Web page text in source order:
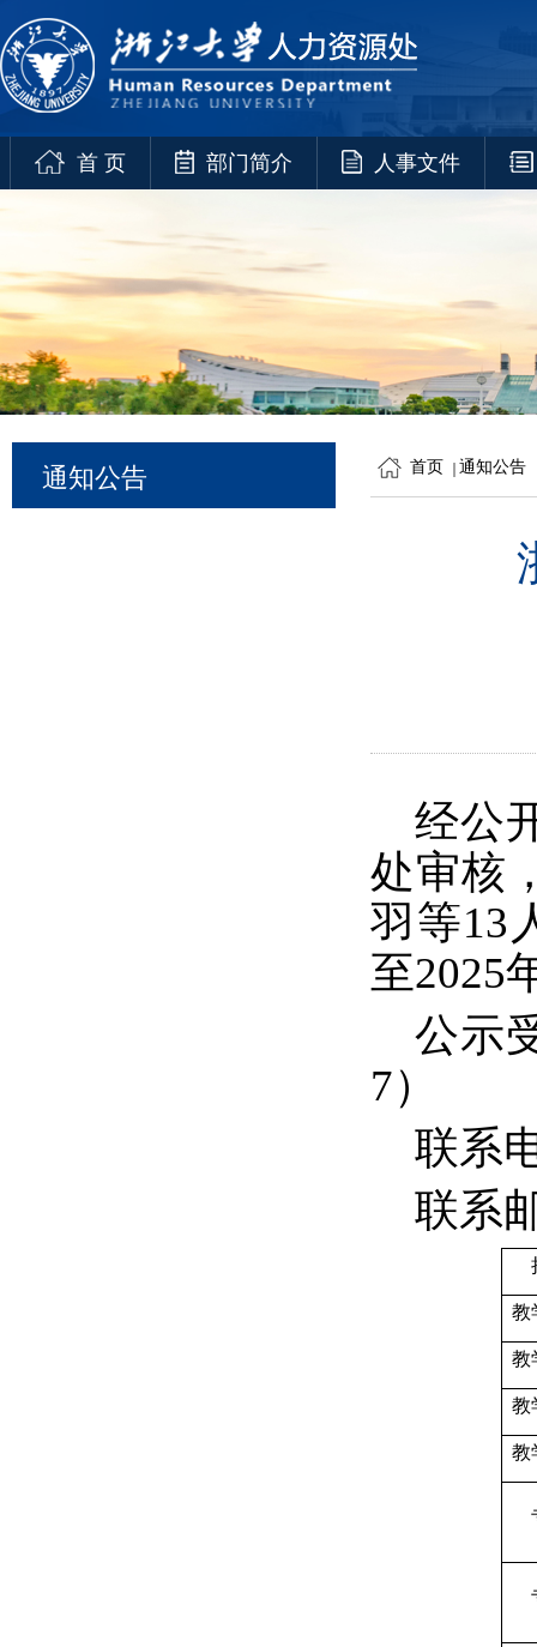
首 页 部门简介 人事文件
通知公告 首页 通知公告
经公
处审核
羽等13
至2025
公示
7）
联系
联系
教
教
教
教